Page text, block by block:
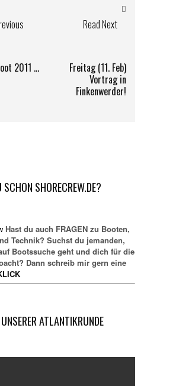
2011 …
Read Next
Freitag (11. Feb)
Vortrag in
Finkenwerder!
SCHON SHORECREW.DE?
Hast du auch FRAGEN zu Booten,
Technik? Suchst du jemanden,
Bootssuche geht und dich für die
Dann schreib mir gern eine
ATLANTIKRUNDE